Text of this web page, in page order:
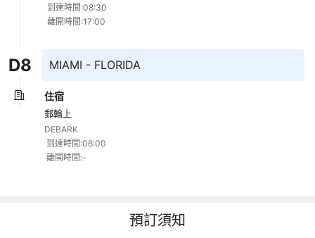
離開時間:17:00
D8 MIAMI - FLORIDA
住宿
郵輪上
DEBARK
離開時間:-
預訂須知